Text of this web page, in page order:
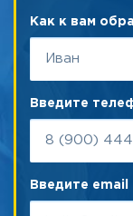
Как к вам
Введите
Введите email